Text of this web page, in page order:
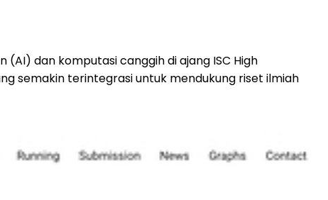
dan komputasi canggih di ajang ISC High
semakin terintegrasi untuk mendukung riset ilmiah